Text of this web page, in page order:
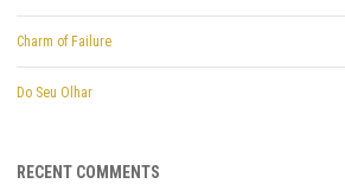
Charm of Failure
Do Seu Olhar
RECENT COMMENTS